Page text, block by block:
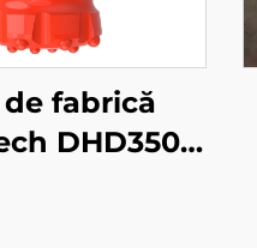
fabrică
DHD350